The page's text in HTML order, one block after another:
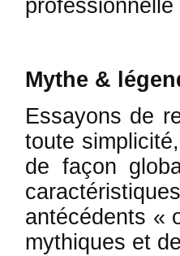
Mythe &
Essayons de
toute
de façon
antécédents «
mythiques et